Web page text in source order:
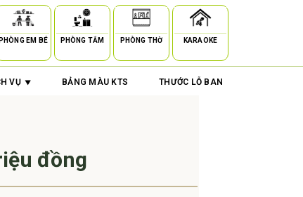
PHÒNG EM BÉ PHÒNG TẮM PHÒNG THỜ KARAOKE
VỤ BẢNG MÀU KTS THƯỚC LỖ BAN
đồng